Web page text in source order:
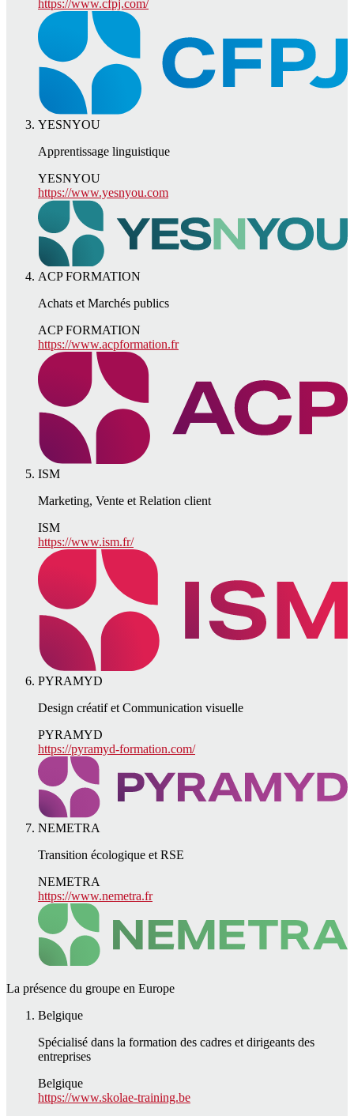
https://www.cfpj.com/
YESNYOU
Apprentissage linguistique
YESNYOU
https://www.yesnyou.com
ACP FORMATION
Achats et Marchés publics
ACP FORMATION
https://www.acpformation.fr
ISM
Marketing, Vente et Relation client
ISM
https://www.ism.fr/
PYRAMYD
Design créatif et Communication visuelle
PYRAMYD
https://pyramyd-formation.com/
NEMETRA
Transition écologique et RSE
NEMETRA
https://www.nemetra.fr
La présence du groupe en Europe
Belgique
Spécialisé dans la formation des cadres et dirigeants des
entreprises
Belgique
https://www.skolae-training.be